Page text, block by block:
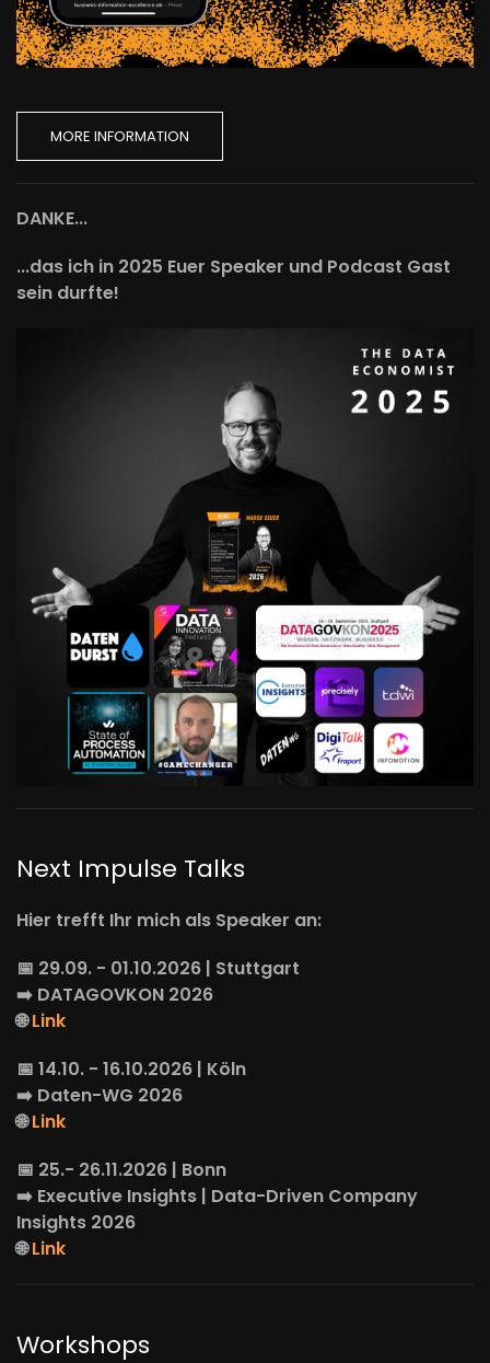
MORE INFORMATION
DANKE...
...das ich in 2025 Euer Speaker und Podcast Gast
sein durfte!
Next Impulse Talks
Hier trefft Ihr mich als Speaker an:
📅 29.09. - 01.10.2026 | Stuttgart
➡️ DATAGOVKON 2026
🌐Link
📅 14.10. - 16.10.2026 | Köln
➡️ Daten-WG 2026
🌐Link
📅 25.- 26.11.2026 | Bonn
➡️ Executive Insights | Data-Driven Company
Insights 2026
🌐Link
Workshops